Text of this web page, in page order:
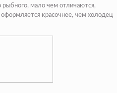
рыбного, мало чем отличаются,
красочнее, чем холодец